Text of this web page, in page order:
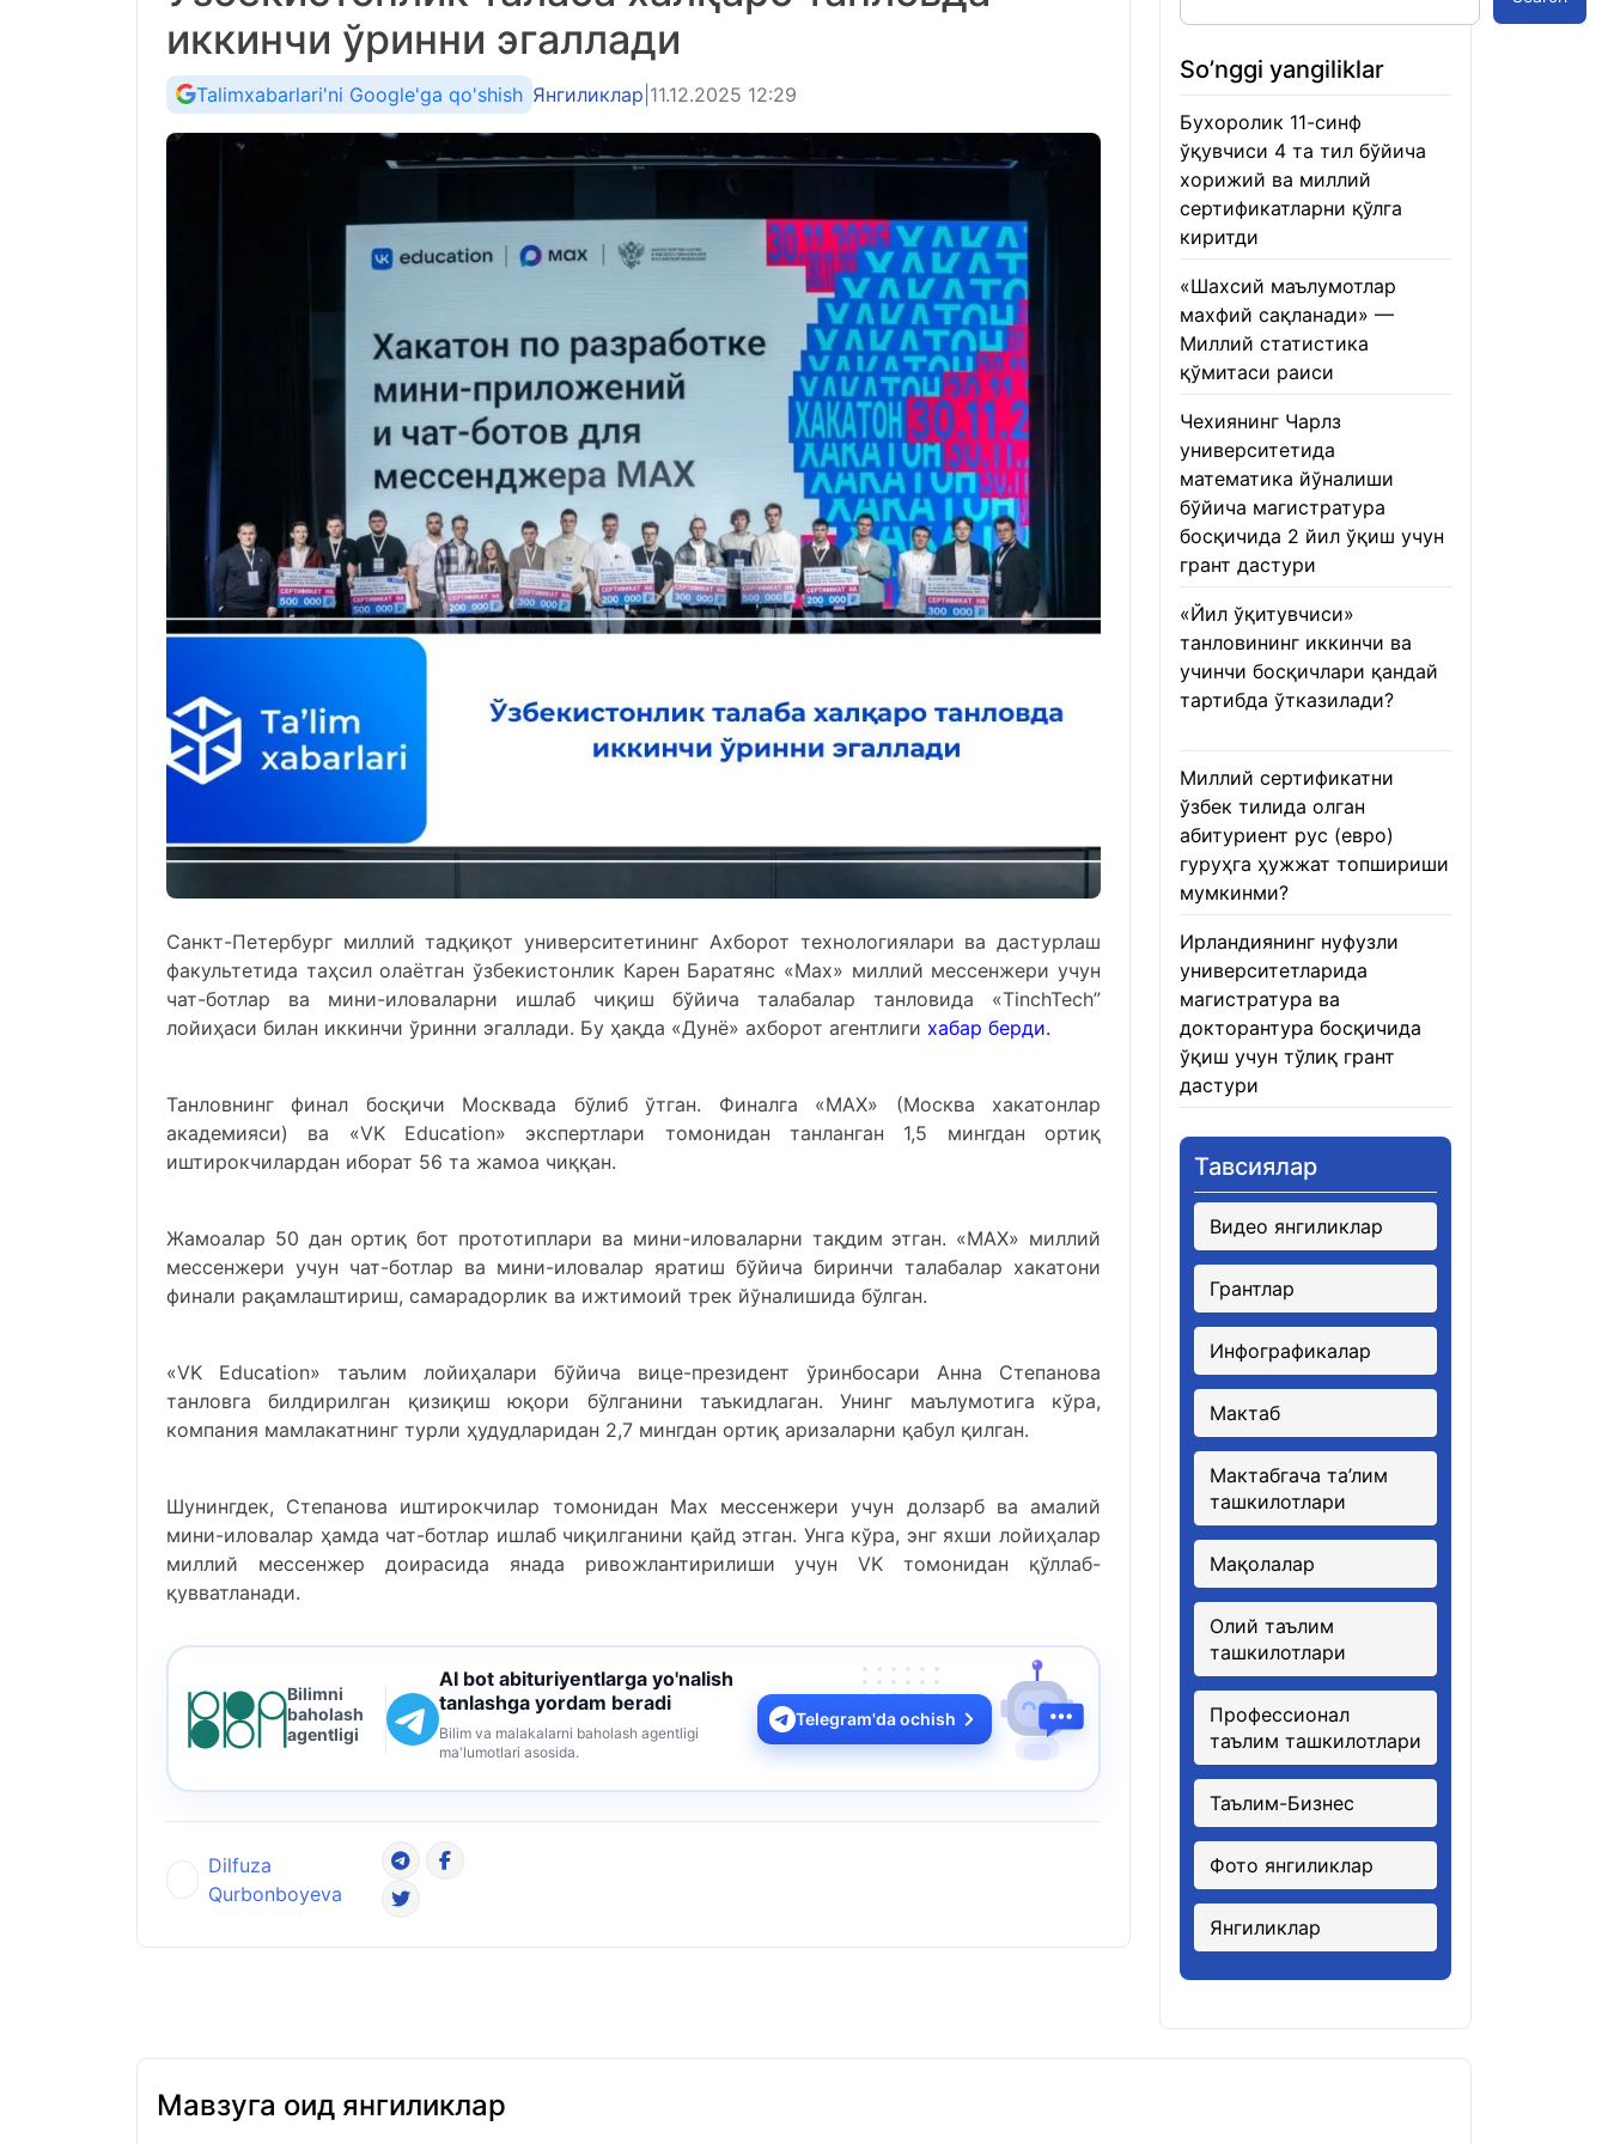
иккинчи ўринни эгаллади
Talimxabarlari'ni Google'ga qo'shish Янгиликлар 11.12.2025 12:29
Санкт-Петербург миллий тадқиқот университетининг Ахборот технологиялари ва дастурлаш
факультетида таҳсил олаётган ўзбекистонлик Карен Баратянс «Мах» миллий мессенжери учун
чат-ботлар ва мини-иловаларни ишлаб чиқиш бўйича талабалар танловида «TinchTech”
лойиҳаси билан иккинчи ўринни эгаллади. Бу ҳақда «Дунё» ахборот агентлиги хабар берди.
Танловнинг финал босқичи Москвада бўлиб ўтган. Финалга «МАХ» (Москва хакатонлар
академияси) ва «VK Education» экспертлари томонидан танланган 1,5 мингдан ортиқ
иштирокчилардан иборат 56 та жамоа чиққан.
Жамоалар 50 дан ортиқ бот прототиплари ва мини-иловаларни тақдим этган. «МАХ» миллий
мессенжери учун чат-ботлар ва мини-иловалар яратиш бўйича биринчи талабалар хакатони
финали рақамлаштириш, самарадорлик ва ижтимоий трек йўналишида бўлган.
«VK Education» таълим лойиҳалари бўйича вице-президент ўринбосари Анна Степанова
танловга билдирилган қизиқиш юқори бўлганини таъкидлаган. Унинг маълумотига кўра,
компания мамлакатнинг турли ҳудудларидан 2,7 мингдан ортиқ аризаларни қабул қилган.
Шунингдек, Степанова иштирокчилар томонидан Мах мессенжери учун долзарб ва амалий
мини-иловалар ҳамда чат-ботлар ишлаб чиқилганини қайд этган. Унга кўра, энг яхши лойиҳалар
миллий мессенжер доирасида янада ривожлантирилиши учун VK томонидан қўллаб-
қувватланади.
Bilimni
baholash
agentligi
AI bot abituriyentlarga yo'nalish
tanlashga yordam beradi
Bilim va malakalarni baholash agentligi
ma'lumotlari asosida.
Telegram'da ochish
Dilfuza
Qurbonboyeva
So’nggi yangiliklar
Бухоролик 11-синф
ўқувчиси 4 та тил бўйича
хорижий ва миллий
сертификатларни қўлга
киритди
«Шахсий маълумотлар
махфий сақланади» —
Миллий статистика
қўмитаси раиси
Чехиянинг Чарлз
университетида
математика йўналиши
бўйича магистратура
босқичида 2 йил ўқиш учун
грант дастури
«Йил ўқитувчиси»
танловининг иккинчи ва
учинчи босқичлари қандай
тартибда ўтказилади?
Миллий сертификатни
ўзбек тилида олган
абитуриент рус (евро)
гуруҳга ҳужжат топшириши
мумкинми?
Ирландиянинг нуфузли
университетларида
магистратура ва
докторантура босқичида
ўқиш учун тўлиқ грант
дастури
Тавсиялар
Видео янгиликлар
Грантлар
Инфографикалар
Мактаб
Мактабгача та’лим
ташкилотлари
Мақолалар
Олий таълим
ташкилотлари
Профессионал
таълим ташкилотлари
Таълим-Бизнес
Фото янгиликлар
Янгиликлар
Мавзуга оид янгиликлар